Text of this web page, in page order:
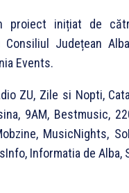
proiect inițiat de
Județean
Events.
ZU, Zile si Nopti,
9AM, Bestmusic,
MusicNights,
Informatia de